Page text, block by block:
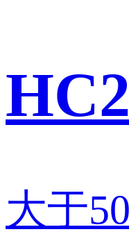
大于